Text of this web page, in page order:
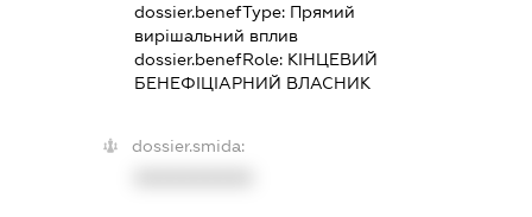
dossier.benefType: Прямий
вирішальний вплив
dossier.benefRole: КІНЦЕВИЙ
БЕНЕФІЦІАРНИЙ ВЛАСНИК
dossier.smida: